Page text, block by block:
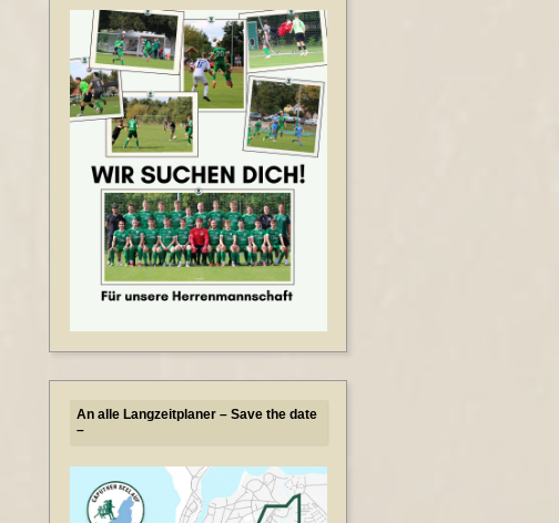
An alle Langzeitplaner – Save the date
–